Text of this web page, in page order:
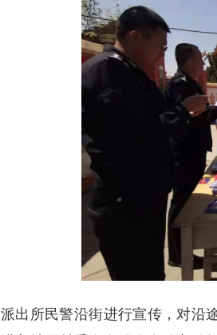
派出所民警沿街进行宣传，对沿